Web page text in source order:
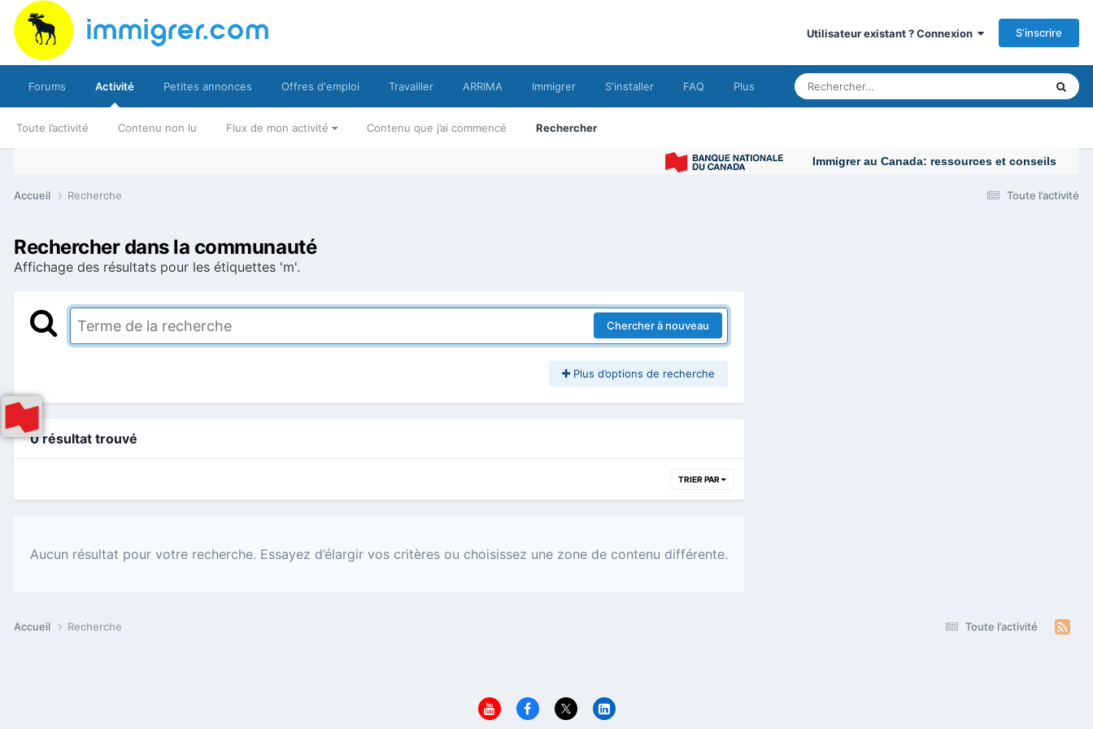
Utilisateur existant ? Connexion S’inscrire
Forums Activité
Toute l’activité Contenu non lu Flux de mon activité Contenu que j’ai commencé Rechercher
Petites annonces Offres d'emploi Travailler ARRIMA Immigrer S'installer FAQ Plus
Immigrer au Canada: ressources et conseils
Toute l’activité
Accueil Recherche
Rechercher dans la communauté
Affichage des résultats pour les étiquettes 'm'.
Chercher à nouveau
Plus d’options de recherche
0 résultat trouvé
TRIER PAR
Aucun résultat pour votre recherche. Essayez d’élargir vos critères ou choisissez une zone de contenu différente.
Toute l’activité
Accueil Recherche